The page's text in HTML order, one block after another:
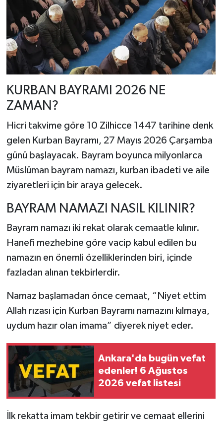
KURBAN BAYRAMI 2026 NE
ZAMAN?
Hicri takvime göre 10 Zilhicce 1447 tarihine denk
gelen Kurban Bayramı, 27 Mayıs 2026 Çarşamba
günü başlayacak. Bayram boyunca milyonlarca
Müslüman bayram namazı, kurban ibadeti ve aile
ziyaretleri için bir araya gelecek.
BAYRAM NAMAZI NASIL KILINIR?
Bayram namazı iki rekat olarak cemaatle kılınır.
Hanefi mezhebine göre vacip kabul edilen bu
namazın en önemli özelliklerinden biri, içinde
fazladan alınan tekbirlerdir.
Namaz başlamadan önce cemaat, “Niyet ettim
Allah rızası için Kurban Bayramı namazını kılmaya,
uydum hazır olan imama” diyerek niyet eder.
Ankara'da bugün vefat
edenler! 6 Ağustos
2026 vefat listesi
İlk rekatta imam tekbir getirir ve cemaat ellerini